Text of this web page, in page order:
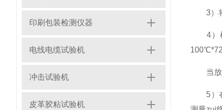
印刷包装检测仪器
电线电缆试验机
冲击试验机
皮革胶粘试验机
3）将
4）根
当放入
5）在